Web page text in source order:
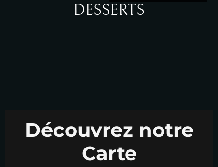
DESSERTS
Découvrez notre
Carte